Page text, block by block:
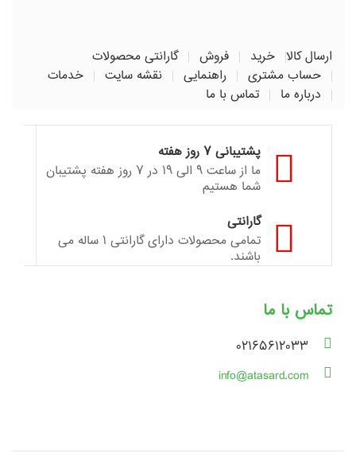
ارسال کالا خرید فروش
گارانتی محصولات
حساب مشتری
راهنمایی نقشه سایت
خدمات
درباره ما
تماس با ما
پشتیبانی ۷ روز هفته
ما از ساعت ۹ الی ۱۹ در ۷ روز هفته پشتیبان
شما هستیم
گارانتی
تمامی محصولات دارای گارانتی ۱ ساله می
باشند.
تماس با ما
۰۲۱۶۵۶۱۲۰۳۳
info@atasard.com